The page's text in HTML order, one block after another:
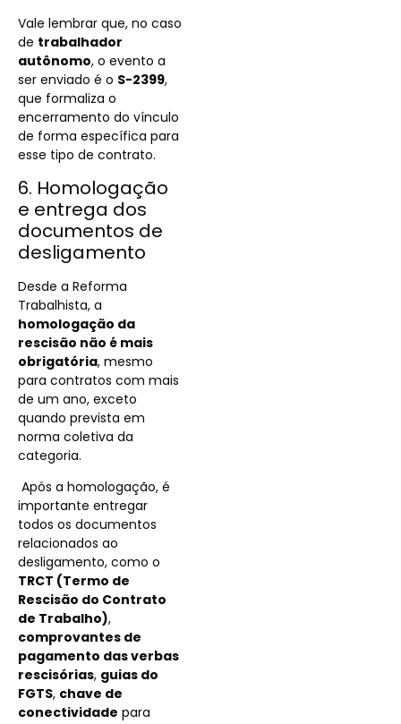
Vale lembrar que, no caso
de trabalhador
autônomo, o evento a
ser enviado é o S-2399,
que formaliza o
encerramento do vínculo
de forma específica para
esse tipo de contrato.
6. Homologação
e entrega dos
documentos de
desligamento
Desde a Reforma
Trabalhista, a
homologação da
rescisão não é mais
obrigatória, mesmo
para contratos com mais
de um ano, exceto
quando prevista em
norma coletiva da
categoria.
Após a homologação, é
importante entregar
todos os documentos
relacionados ao
desligamento, como o
TRCT (Termo de
Rescisão do Contrato
de Trabalho),
comprovantes de
pagamento das verbas
rescisórias, guias do
FGTS, chave de
conectividade para